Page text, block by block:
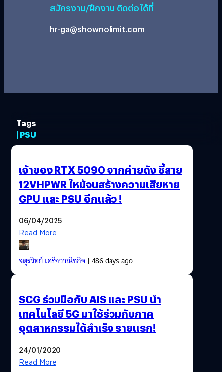
สมัครงาน/ฝึกงาน ติดต่อได้ที่
hr-ga@shownolimit.com
Tags
| PSU
เจ้าของ RTX 5090 จากค่ายดัง ชี้สาย
12VHPWR ไหม้จนสร้างความเสียหาย
GPU และ PSU อีกแล้ว !
06/04/2025
Read More
จตุรวิทย์ เครือวาณิชกิจ| 486 days ago
SCG ร่วมมือกับ AIS และ PSU นำ
เทคโนโลยี 5G มาใช้ร่วมกับภาค
อุตสาหกรรมได้สำเร็จ รายแรก!
24/01/2020
Read More